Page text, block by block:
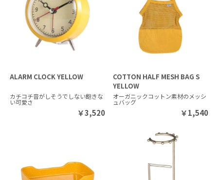
ALARM CLOCK YELLOW
カチコチ音がしそうでしない飽きな
い可愛さ
￥3,520
COTTON HALF MESH BAG S
YELLOW
オーガニックコットン素材のメッシ
ュバッグ
￥1,540